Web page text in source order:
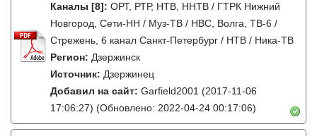
Каналы [8]: ОРТ, РТР, НТВ, ННТВ / ГТРК Нижний
Новгород, Сети-НН / Муз-ТВ / НВС, Волга, ТВ-6 /
Стрежень, 6 канал Санкт-Петербург / НТВ / Ника-ТВ
Регион: Дзержинск
Источник: Дзержинец
Добавил на сайт: Garfield2001 (2017-11-06
17:06:27) (Обновлено: 2022-04-24 00:17:06)